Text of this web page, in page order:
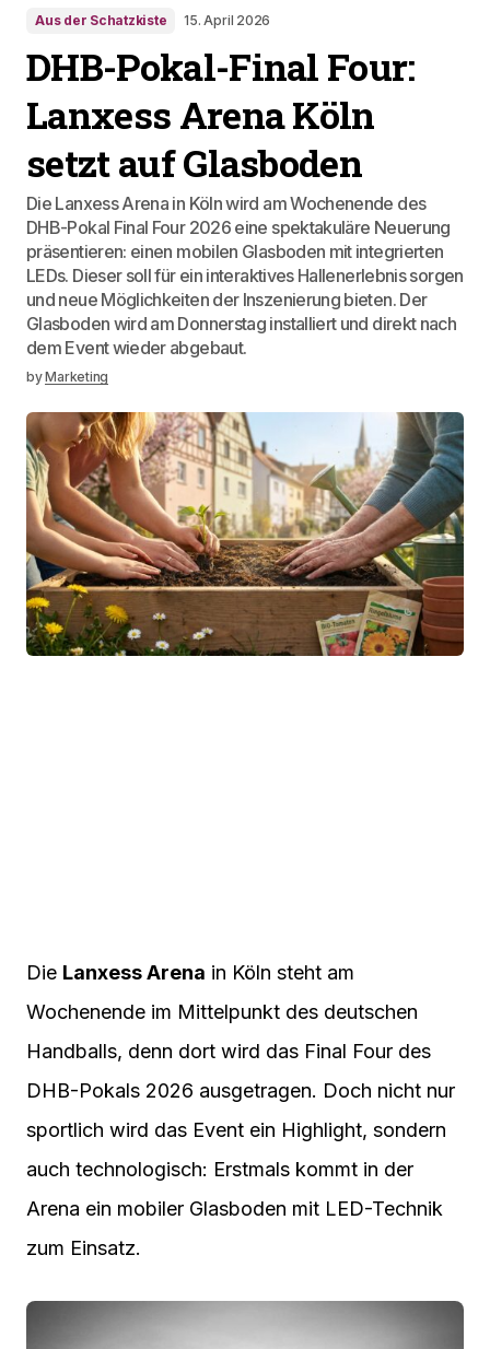
Aus der Schatzkiste 15. April 2026
DHB-Pokal-Final Four:
Lanxess Arena Köln
setzt auf Glasboden
Die Lanxess Arena in Köln wird am Wochenende des
DHB-Pokal Final Four 2026 eine spektakuläre Neuerung
präsentieren: einen mobilen Glasboden mit integrierten
LEDs. Dieser soll für ein interaktives Hallenerlebnis sorgen
und neue Möglichkeiten der Inszenierung bieten. Der
Glasboden wird am Donnerstag installiert und direkt nach
dem Event wieder abgebaut.
byMarketing
Die Lanxess Arena in Köln steht am
Wochenende im Mittelpunkt des deutschen
Handballs, denn dort wird das Final Four des
DHB-Pokals 2026 ausgetragen. Doch nicht nur
sportlich wird das Event ein Highlight, sondern
auch technologisch: Erstmals kommt in der
Arena ein mobiler Glasboden mit LED-Technik
zum Einsatz.